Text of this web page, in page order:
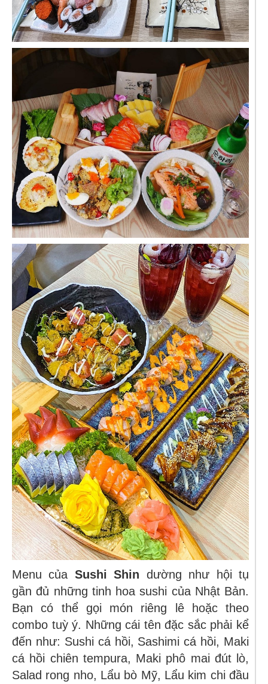
Menu của Sushi Shin dường như hội tụ
gần đủ những tinh hoa sushi của Nhật Bản.
Bạn có thể gọi món riêng lê hoặc theo
combo tuỳ ý. Những cái tên đặc sắc phải kể
đến như: Sushi cá hồi, Sashimi cá hồi, Maki
cá hồi chiên tempura, Maki phô mai đút lò,
Salad rong nho, Lẩu bò Mỹ, Lẩu kim chi đầu